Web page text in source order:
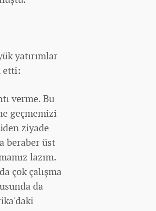
yatırımlar
etti:
verme. Bu
geçmemizi
ziyade
beraber üst
lazım.
çok çalışma
da